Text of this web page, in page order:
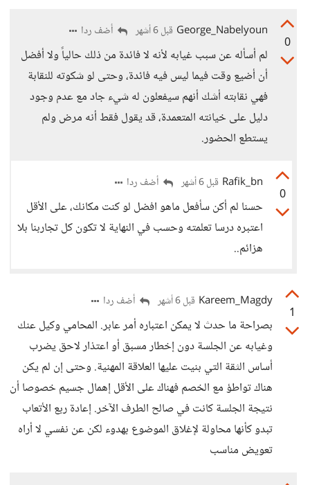
0
George_Nabelyoun قبل 6 أشهر أضف ردا
لم أسأله عن سبب غيابه لأنه لا فائدة من ذلك حالياً ولا أفضل
أن أضيع وقت فيما ليس فيه فائدة، وحتى لو شكوته للنقابة
فهي نقابته أشك أنهم سيفعلون له شيء جاد مع عدم وجود
دليل على خيانته المتعمدة، قد يقول فقط أنه مرض ولم
يستطع الحضور.
0
Rafik_bn قبل 6 أشهر أضف ردا
حسنا لم أكن سأفعل ماهو افضل لو كنت مكانك، على الأقل
اعتبره درسا تعلمته وحسب في النهاية لا تكون كل تجاربنا بلا
هزائم..
1
Kareem_Magdy قبل 6 أشهر أضف ردا
بصراحة ما حدث لا يمكن اعتباره أمر عابر. المحامي وكيل عنك
وغيابه عن الجلسة دون إخطار مسبق أو اعتذار لاحق يضرب
أساس الثقة التي بنيت عليها العلاقة المهنية. وحتى إن لم يكن
هناك تواطؤ مع الخصم فهناك على الأقل إهمال جسيم خصوصا أن
نتيجة الجلسة كانت في صالح الطرف الآخر. إعادة ربع الأتعاب
تبدو كأنها محاولة لإغلاق الموضوع بهدوء لكن عن نفسي لا أراه
تعويض مناسب